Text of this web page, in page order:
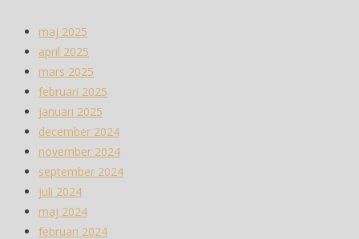
maj 2025
april 2025
mars 2025
februari 2025
januari 2025
december 2024
november 2024
september 2024
juli 2024
maj 2024
februari 2024